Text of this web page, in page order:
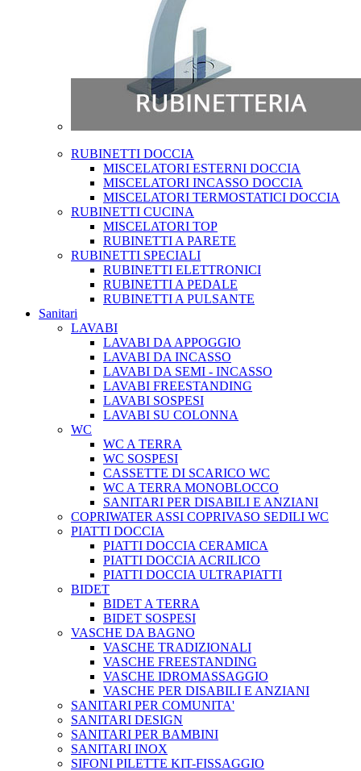
RUBINETTI DOCCIA
MISCELATORI ESTERNI DOCCIA
MISCELATORI INCASSO DOCCIA
MISCELATORI TERMOSTATICI DOCCIA
RUBINETTI CUCINA
MISCELATORI TOP
RUBINETTI A PARETE
RUBINETTI SPECIALI
RUBINETTI ELETTRONICI
RUBINETTI A PEDALE
RUBINETTI A PULSANTE
Sanitari
LAVABI
LAVABI DA APPOGGIO
LAVABI DA INCASSO
LAVABI DA SEMI - INCASSO
LAVABI FREESTANDING
LAVABI SOSPESI
LAVABI SU COLONNA
WC
WC A TERRA
WC SOSPESI
CASSETTE DI SCARICO WC
WC A TERRA MONOBLOCCO
SANITARI PER DISABILI E ANZIANI
COPRIWATER ASSI COPRIVASO SEDILI WC
PIATTI DOCCIA
PIATTI DOCCIA CERAMICA
PIATTI DOCCIA ACRILICO
PIATTI DOCCIA ULTRAPIATTI
BIDET
BIDET A TERRA
BIDET SOSPESI
VASCHE DA BAGNO
VASCHE TRADIZIONALI
VASCHE FREESTANDING
VASCHE IDROMASSAGGIO
VASCHE PER DISABILI E ANZIANI
SANITARI PER COMUNITA'
SANITARI DESIGN
SANITARI PER BAMBINI
SANITARI INOX
SIFONI PILETTE KIT-FISSAGGIO